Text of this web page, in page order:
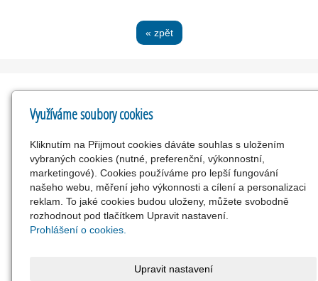
« zpět
Obec Chocomyšl
Chocomyšl 40, 345 43, Koloveč
00572527
info@chocomysl.cz
www.chocomysl.cz
Využíváme soubory cookies
Kliknutím na Přijmout cookies dáváte souhlas s uložením
vybraných cookies (nutné, preferenční, výkonnostní,
marketingové). Cookies používáme pro lepší fungování
našeho webu, měření jeho výkonnosti a cílení a personalizaci
reklam. To jaké cookies budou uloženy, můžete svobodně
rozhodnout pod tlačítkem Upravit nastavení.
Prohlášení o cookies.
Upravit nastavení